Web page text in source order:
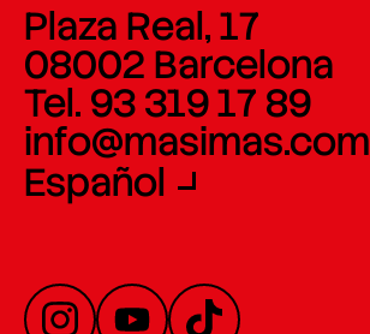
Plaza Real, 17
08002 Barcelona
Tel. 93 319 17 89
info@masimas.com
Español